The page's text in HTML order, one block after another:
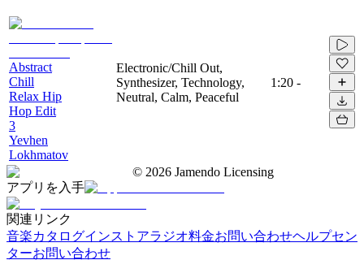
Abstract
Chill
Relax Hip
Hop Edit
3
Yevhen
Lokhmatov
Electronic/Chill Out,
Synthesizer, Technology,
Neutral, Calm, Peaceful
1:20 -
© 2026 Jamendo Licensing
アプリを入手
関連リンク
音楽カタログインストアラジオ料金お問い合わせヘルプセン
ターお問い合わせ